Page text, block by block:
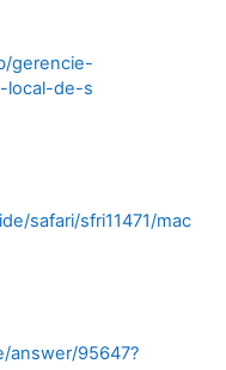
gerencie-
local-de-s
safari/sfri11471/mac
answer/95647?